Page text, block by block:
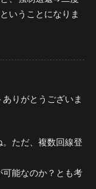
いうことになりま
りがとうございま
ただ、複数回線登
能なのか？とも考